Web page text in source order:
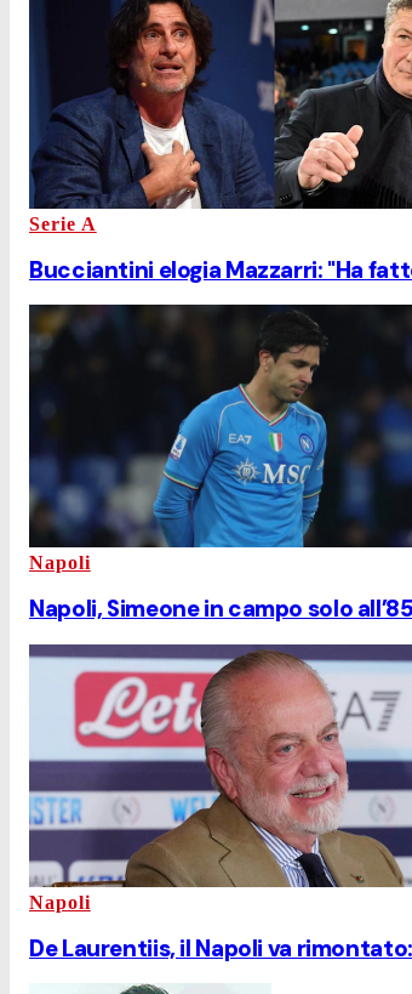
Serie A
Bucciantini elogia Mazzarri: "Ha
Napoli
Napoli, Simeone in campo solo
Napoli
De Laurentiis, il Napoli va